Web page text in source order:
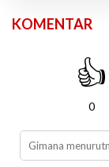
KOMENTAR
👍
0